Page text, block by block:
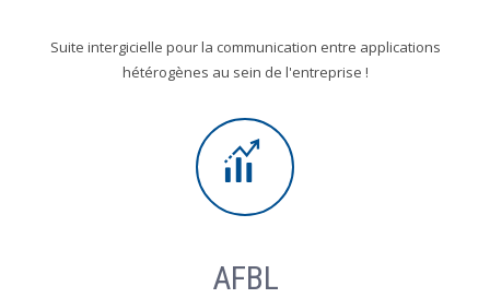
Suite intergicielle pour la communication entre applications
hétérogènes au sein de l'entreprise !
AFBL